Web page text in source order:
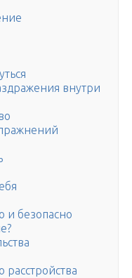
внутри
и безопасно